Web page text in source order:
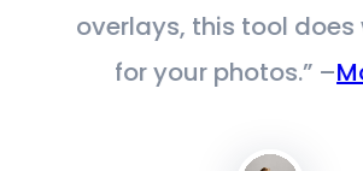
overlays, this tool does
for your photos.” –